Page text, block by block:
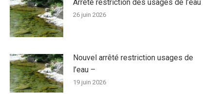
Arrêté restriction des usages de l’eau
26 juin 2026
Nouvel arrêté restriction usages de
l’eau –
19 juin 2026